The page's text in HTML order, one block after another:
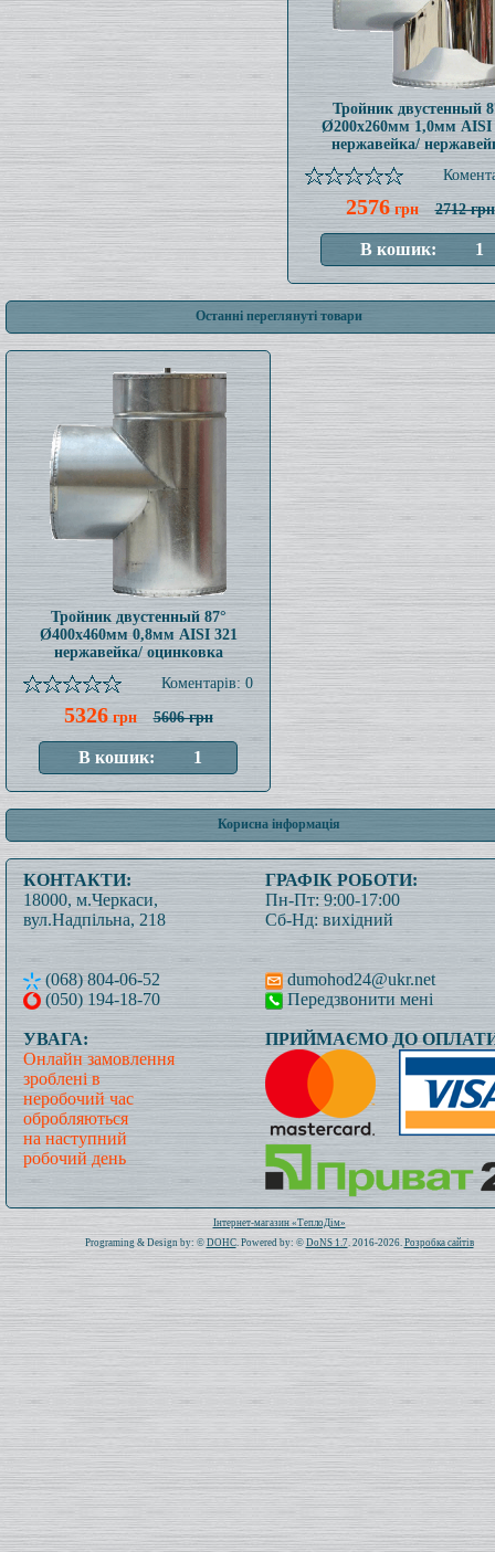
Тройник двустенный
Ø200x260мм 1,0мм AISI
нержавейка/
2576грн 2712 грн
Останні переглянуті товари
Тройник двустенный 87°
Ø400x460мм 0,8мм AISI 321
нержавейка/ оцинковка
Коментарів: 0
5326грн 5606 грн
Корисна інформація
КОНТАКТИ:
18000, м.Черкаси,
вул.Надпільна, 218
(068) 804-06-52
(050) 194-18-70
ГРАФІК РОБОТИ:
Пн-Пт: 9:00-17:00
Сб-Нд: вихідний
dumohod24@ukr.net
Передзвонити мені
УВАГА:
Онлайн замовлення
зроблені в
неробочий час
обробляються
на наступний
робочий день
ПРИЙМАЄМО ДО
Інтернет-магазин «ТеплоДім»
Programing & Design by: © DOHC. Powered by: © DoNS 1.7. 2016-2026. Розробка сайтів